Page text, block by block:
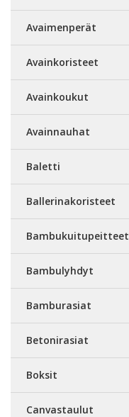
Avaimenperät
Avainkoristeet
Avainkoukut
Avainnauhat
Baletti
Ballerinakoristeet
Bambukuitupeitteet
Bambulyhdyt
Bamburasiat
Betonirasiat
Boksit
Canvastaulut